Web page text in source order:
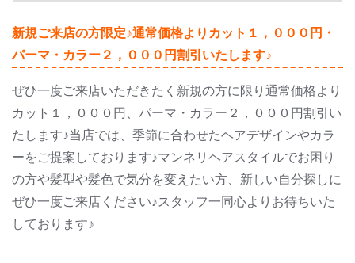
新規ご来店の方限定♪通常価格よりカット１，０００円・
パーマ・カラー２，０００円割引いたします♪
ぜひ一度ご来店いただきたく新規の方に限り通常価格より
カット１，０００円、パーマ・カラー２，０００円割引い
たします♪当店では、季節に合わせたヘアデザインやカラ
ーをご提案しております♪マンネリヘアスタイルでお困り
の方や髪型や髪色で気分を変えたい方、新しい自分探しに
ぜひ一度ご来店ください♪スタッフ一同心よりお待ちいた
しております♪